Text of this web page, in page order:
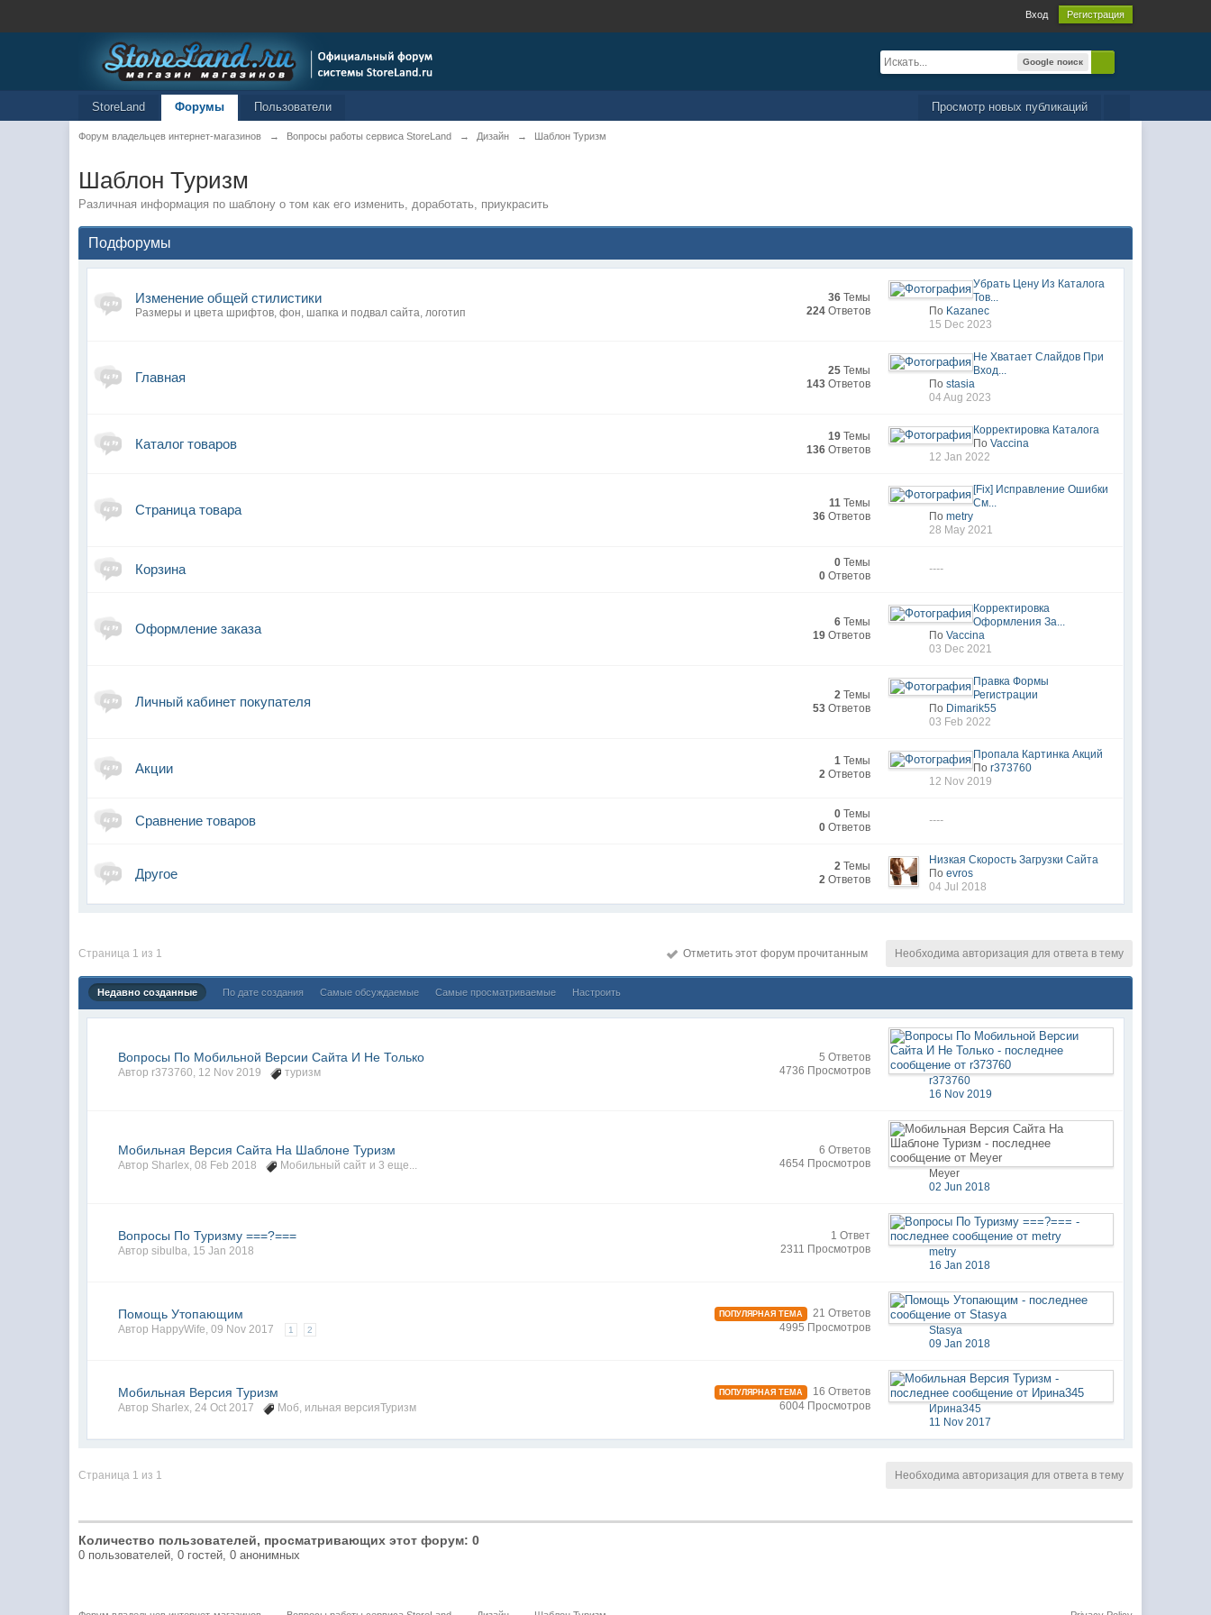
Вход Регистрация
Google поиск
Просмотр новых публикаций
StoreLand Форумы Пользователи
Форум владельцев интернет-магазинов → Вопросы работы сервиса StoreLand → Дизайн → Шаблон Туризм
Шаблон Туризм
Различная информация по шаблону о том как его изменить, доработать, приукрасить
Подфорумы
Изменение общей стилистики
Размеры и цвета шрифтов, фон, шапка и подвал сайта, логотип
36 Темы
224 Ответов
Убрать Цену Из Каталога
Тов...
По Kazanec
15 Dec 2023
Главная 25 Темы
143 Ответов
Не Хватает Слайдов При
Вход...
Поstasia
04 Aug 2023
Каталог товаров 19 Темы
136 Ответов
Корректировка Каталога
ПоVaccina
12 Jan 2022
Страница товара 11 Темы
36 Ответов
[Fix] Исправление Ошибки
См...
Поmetry
28 May 2021
Корзина 0 Темы
0 Ответов
----
Оформление заказа 6 Темы
19 Ответов
Корректировка
Оформления За...
ПоVaccina
03 Dec 2021
Личный кабинет покупателя 2 Темы
53 Ответов
Правка Формы
Регистрации
По Dimarik55
03 Feb 2022
Акции 1 Темы
2 Ответов
Пропала Картинка Акций
Поr373760
12 Nov 2019
Сравнение товаров 0 Темы
0 Ответов
----
Другое 2 Темы
2 Ответов
Низкая Скорость Загрузки Сайта
Поevros
04 Jul 2018
Страница 1 из 1 Необходима авторизация для ответа в тему
Отметить этот форум прочитанным
Недавно созданные По дате создания Самые обсуждаемые Самые просматриваемые Настроить
Вопросы По Мобильной Версии Сайта И Не Только
Автор r373760, 12 Nov 2019 туризм
5 Ответов
4736 Просмотров
r373760
16 Nov 2019
Мобильная Версия Сайта На Шаблоне Туризм
Автор Sharlex,08 Feb 2018 Мобильный сайт и 3 еще...
6 Ответов
4654 Просмотров
Meyer
02 Jun 2018
Вопросы По Туризму ===?===
Авторsibulba, 15 Jan 2018
1 Ответ
2311 Просмотров
metry
16 Jan 2018
Помощь Утопающим
Автор HappyWife,09 Nov 2017 1 2
ПОПУЛЯРНАЯ ТЕМА
21 Ответов
4995 Просмотров
Stasya
09 Jan 2018
Мобильная Версия Туризм
Автор Sharlex,24 Oct 2017 Моб, ильная версияТуризм
ПОПУЛЯРНАЯ ТЕМА
16 Ответов
6004 Просмотров
Ирина345
11 Nov 2017
Страница 1 из 1 Необходима авторизация для ответа в тему
Количество пользователей, просматривающих этот форум: 0
0 пользователей, 0 гостей, 0 анонимных